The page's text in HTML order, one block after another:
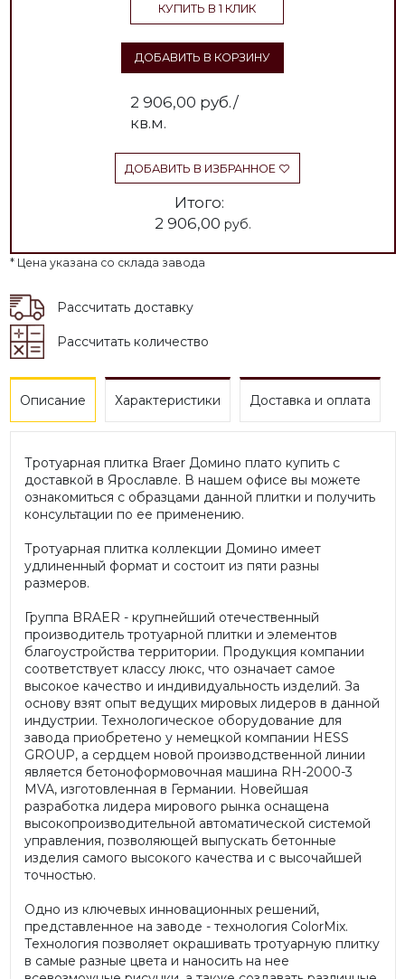
КУПИТЬ В 1 КЛИК
ДОБАВИТЬ В КОРЗИНУ
2 906,00 руб./
кв.м.
ДОБАВИТЬ В ИЗБРАННОЕ
Итого:
2 906,00 руб.
* Цена указана со склада завода
Рассчитать доставку
Рассчитать количество
Описание Характеристики Доставка и оплата
Тротуарная плитка Braer Домино плато купить с
доставкой в Ярославле. В нашем офисе вы можете
ознакомиться с образцами данной плитки и получить
консультации по ее применению.
Тротуарная плитка коллекции Домино имеет
удлиненный формат и состоит из пяти разны
размеров.
Группа BRAER - крупнейший отечественный
производитель тротуарной плитки и элементов
благоустройства территории. Продукция компании
соответствует классу люкс, что означает самое
высокое качество и индивидуальность изделий. За
основу взят опыт ведущих мировых лидеров в данной
индустрии. Технологическое оборудование для
завода приобретено у немецкой компании HESS
GROUP, а сердцем новой производственной линии
является бетоноформовочная машина RH-2000-3
MVA, изготовленная в Германии. Новейшая
разработка лидера мирового рынка оснащена
высокопроизводительной автоматической системой
управления, позволяющей выпускать бетонные
изделия самого высокого качества и с высочайшей
точностью.
Одно из ключевых инновационных решений,
представленное на заводе - технология ColorMix.
Технология позволяет окрашивать тротуарную плитку
в самые разные цвета и наносить на нее